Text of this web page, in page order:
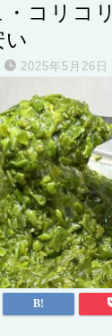
コリコ
い
2025年5月26日